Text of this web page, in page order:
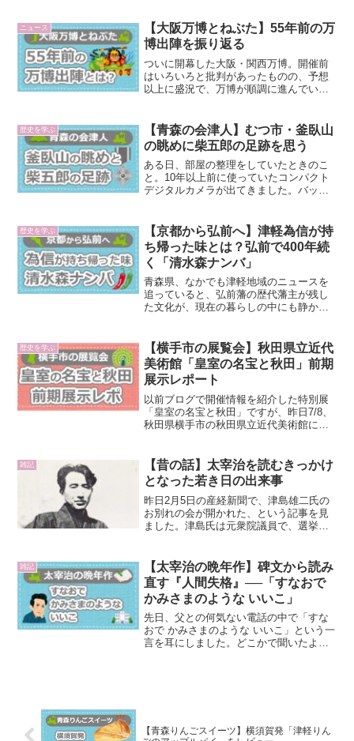
ニュース
【大阪万博とねぶた】55年前の万
博出陣を振り返る
ついに開幕した大阪・関西万博。開催前
はいろいろと批判があったものの、予想
以上に盛況で、万博が順調に進んでいる
て準備を始めたというニュースを目にし
ました。青森ねぶたが万博...
歴史を学ぶ
【青森の会津人】むつ市・釜臥山
の眺めに柴五郎の足跡を思う
ある日、部屋の整理をしていたときのこ
と。10年以上前に使っていたコンパクト
デジタルカメラが出てきました。バッテ
ていた頃の懐かしい写真がずらりと保存
されていました。その中...
歴史を学ぶ
【京都から弘前へ】津軽為信が持
ち帰った味とは？弘前で400年続
く「清水森ナンバ」
青森県、なかでも津軽地域のニュースを
追っていると、弘前藩の歴代藩主が残し
た文化が、現在の暮らしの中にも静かに
一つです。弘前市南部の清水森地区を中
心に栽培されてきたこのト...
歴史を学ぶ
【横手市の展覧会】秋田県立近代
美術館「皇室の名宝と秋田」前期
展示レポート
以前ブログで開催情報を紹介した特別展
「皇室の名宝と秋田」ですが、昨日7/8、
秋田県横手市の秋田県立近代美術館にて
に充足した時を過ごせていいの？という
のがまず思った感...
雑記
【昔の話】太宰治を読むきっかけ
となった若き日の出来事
昨日2月5日の産経新聞で、津島雄二氏の
お別れの会が開かれた、という記事を見
ました。津島氏は元衆院議員で、選挙区
いうことです。心よりお悔やみ申し上げ
ます。選挙区が青森の...
雑記
【太宰治の晩年作】碑文から読み
直す『人間失格』──「すなおで
かみさまのような いいこ」
先日、父との何気ない電話の中で「すな
おで かみさまのような いいこ」という一
言を耳にしました。どこかで聞いたよう
【青森りんごスイーツ】横須賀発「津軽りん